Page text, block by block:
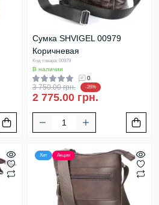
Сумка SHVIGEL 00979
Коричневая
Код товара: 00979
В наличии
0
3 750.00 грн. -26%
2 775.00 грн.
Хит Акция